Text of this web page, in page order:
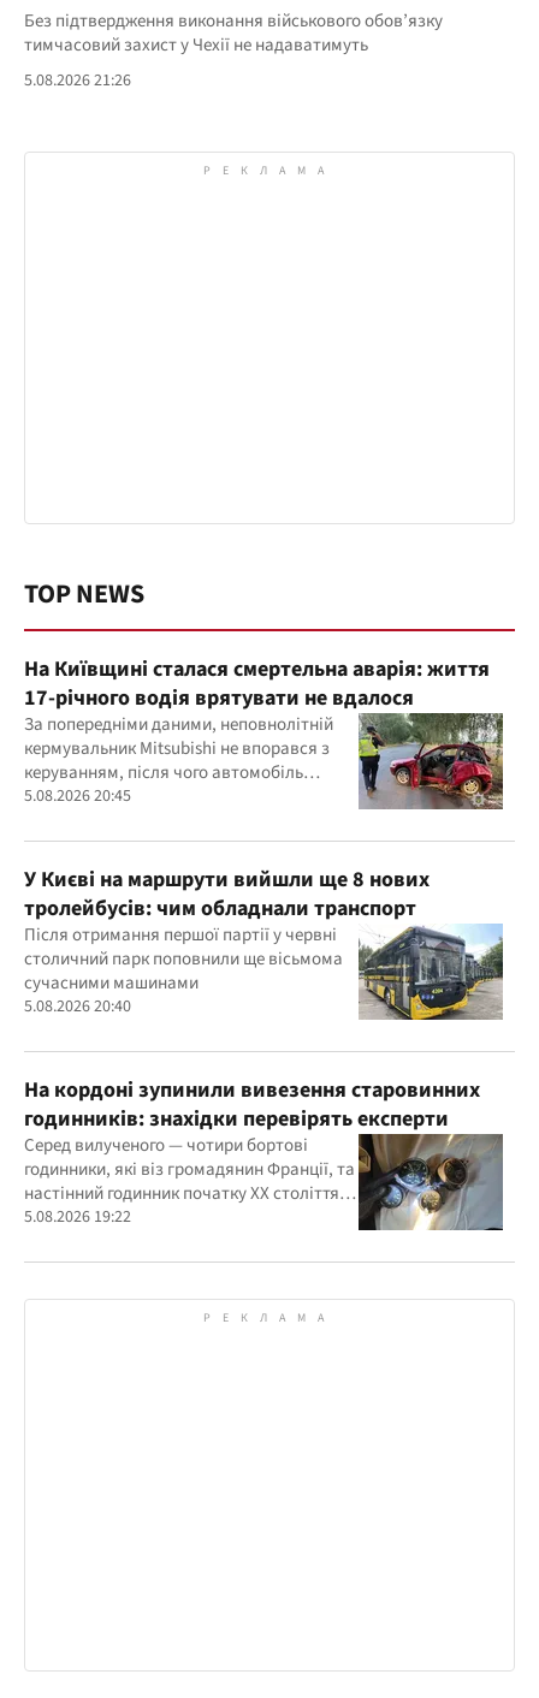
Без підтвердження виконання військового обов’язку
тимчасовий захист у Чехії не надаватимуть
5.08.2026 21:26
TOP NEWS
На Київщині сталася смертельна аварія: життя
17-річного водія врятувати не вдалося
За попередніми даними, неповнолітній
кермувальник Mitsubishi не впорався з
керуванням, після чого автомобіль
врізався у дерево
5.08.2026 20:45
У Києві на маршрути вийшли ще 8 нових
тролейбусів: чим обладнали транспорт
Після отримання першої партії у червні
столичний парк поповнили ще вісьмома
сучасними машинами
5.08.2026 20:40
На кордоні зупинили вивезення старовинних
годинників: знахідки перевірять експерти
Серед вилученого — чотири бортові
годинники, які віз громадянин Франції, та
настінний годинник початку ХХ століття,
знайдений в автомобілі українця
5.08.2026 19:22